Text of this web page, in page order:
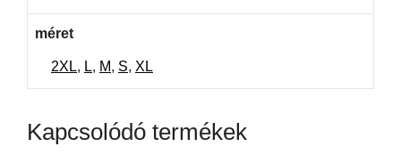
méret
2XL, L, M, S, XL
Kapcsolódó termékek